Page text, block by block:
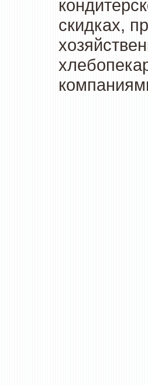
скидках,